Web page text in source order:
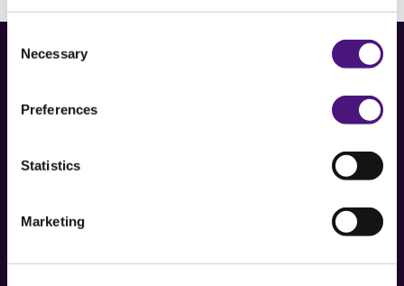
Selection
Necessary
Preferences
Statistics
Marketing
5626 AG Eindhoven
Contact